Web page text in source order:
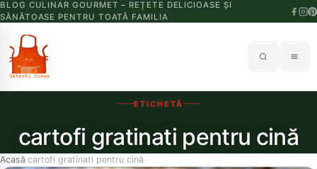
BLOG CULINAR GOURMET – REȚETE DELICIOASE ȘI
SĂNĂTOASE PENTRU TOATĂ FAMILIA
ETICHETĂ
cartofi gratinati pentru cină
Acasă›cartofi gratinati pentru cină